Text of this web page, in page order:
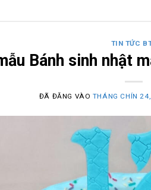
TIN TỨC
Bánh sinh nhật
ĐÃ ĐĂNG VÀO THÁNG CHÍN